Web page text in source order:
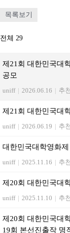
목록보기
전체 29
제21회 대한민국대
공모
uniff | 2026.06.16 | 추
제21회 대한민국대
uniff | 2026.06.19 | 추
대한민국대학영화
uniff | 2025.11.16 | 추
제20회 대한민국대
uniff | 2025.11.10 | 추
제20회 대한민국대
19회 본선진출작 명